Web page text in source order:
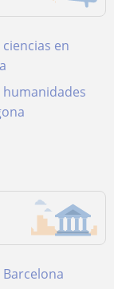
ciencias en
humanidades
Barcelona